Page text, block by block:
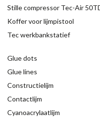
Stille compressor Tec-Air
Koffer voor lijmpistool
Tec werkbankstatief
Glue dots
Glue lines
Constructielijm
Contactlijm
Cyanoacrylaatlijm